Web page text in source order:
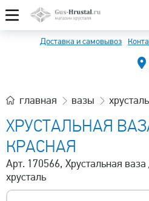
Доставка и самовывоз
главная вазы
ХРУСТАЛЬНАЯ
КРАСНАЯ
Арт. 170566, Хрустальная
хрусталь